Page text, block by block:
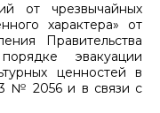
от чрезвычайных
характера» от
Правительства
эвакуации
ценностей в
№ 2056 и в связи с